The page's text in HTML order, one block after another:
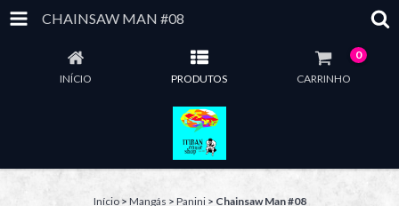
CHAINSAW MAN #08
INÍCIO PRODUTOS CARRINHO
0
Início > Mangás > Panini > Chainsaw Man #08